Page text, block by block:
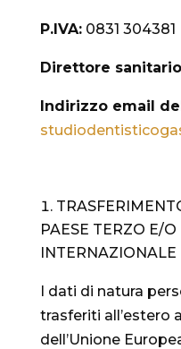
P.IVA: 0831 304381
Direttore
Indirizzo email
PAESE TERZO E/
INTERNAZIONALE
I dati di natura
trasferiti all’estero
dell’Unione